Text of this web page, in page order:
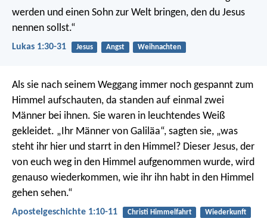
werden und einen Sohn zur Welt bringen, den du Jesus
nennen sollst.“
Lukas 1:30-31 Jesus Angst Weihnachten
Als sie nach seinem Weggang immer noch gespannt zum
Himmel aufschauten, da standen auf einmal zwei
Männer bei ihnen. Sie waren in leuchtendes Weiß
gekleidet. „Ihr Männer von Galiläa“, sagten sie, „was
steht ihr hier und starrt in den Himmel? Dieser Jesus, der
von euch weg in den Himmel aufgenommen wurde, wird
genauso wiederkommen, wie ihr ihn habt in den Himmel
gehen sehen.“
Apostelgeschichte 1:10-11 Christi Himmelfahrt
Wiederkunft